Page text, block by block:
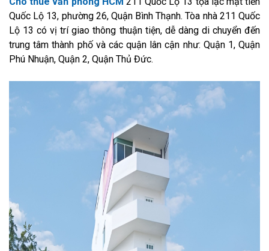
Quốc Lộ 13, phường 26, Quận Bình Thạnh. Tòa nhà 211 Quốc
Lộ 13 có vị trí giao thông thuận tiện, dễ dàng di chuyển đến
trung tâm thành phố và các quận lân cận như: Quận 1, Quận
Phú Nhuận, Quận 2, Quận Thủ Đức.